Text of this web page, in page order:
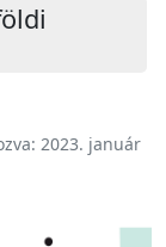
2023. január